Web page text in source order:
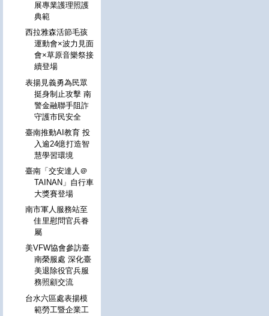
展專業護理照護
典範
西拉雅森活節毛孩
運動會×波力見面
會×草原音樂祭接
續登場
表揚見義勇為民眾
挺身制止攻擊 南
警金融聯手阻詐
守護市民安全
臺南推動AI教育 投
入逾24億打造智
慧學習環境
臺南「交安達人＠
TAINAN」自行車
大獎賽登場
南市軍人服務站至
佳里慰問官兵眷
屬
美VFW協會參訪臺
南榮服處 深化臺
美退除役官兵服
務照顧交流
台水六區處表揚模
範勞工暨企業工